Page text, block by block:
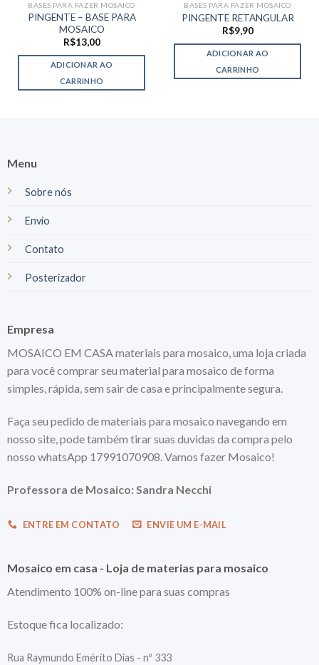
BASES PARA FAZER MOSAICO
PINGENTE – BASE PARA
MOSAICO
R$13,00
ADICIONAR AO
CARRINHO
BASES PARA FAZER MOSAICO
PINGENTE RETANGULAR
R$9,90
ADICIONAR AO
CARRINHO
Menu
Sobre nós
Envio
Contato
Posterizador
Empresa
MOSAICO EM CASA materiais para mosaico, uma loja criada
para você comprar seu material para mosaico de forma
simples, rápida, sem sair de casa e principalmente segura.
Faça seu pedido de materiais para mosaico navegando em
nosso site, pode também tirar suas duvidas da compra pelo
nosso whatsApp 17991070908. Vamos fazer Mosaico!
Professora de Mosaico: Sandra Necchi
ENTRE EM CONTATO ENVIE UM E-MAIL
Mosaico em casa - Loja de materias para mosaico
Atendimento 100% on-line para suas compras
Estoque fica localizado:
Rua Raymundo Emérito Dias - nº 333